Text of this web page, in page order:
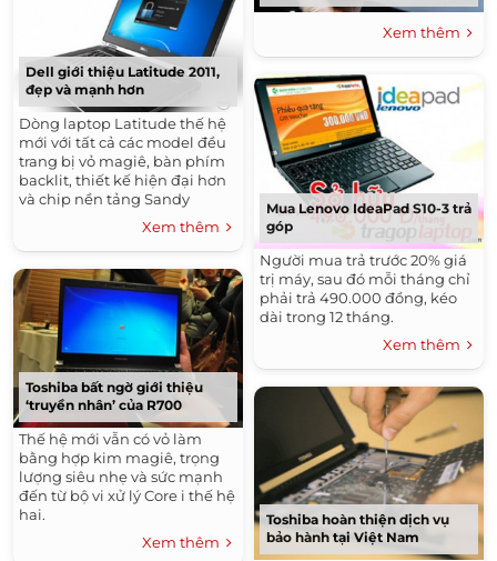
Dell giới thiệu Latitude 2011,
đẹp và mạnh hơn
Dòng laptop Latitude thế hệ
mới với tất cả các model đều
trang bị vỏ magiê, bàn phím
backlit, thiết kế hiện đại hơn
và chip nền tảng Sandy
Xem thêm
Toshiba bất ngờ giới thiệu
‘truyền nhân’ của R700
Thế hệ mới vẫn có vỏ làm
bằng hợp kim magiê, trọng
lượng siêu nhẹ và sức mạnh
đến từ bộ vi xử lý Core i thế hệ
hai.
Xem thêm
Xem thêm
Mua Lenovo IdeaPad S10-3 trả
góp
Người mua trả trước 20% giá
trị máy, sau đó mỗi tháng chỉ
phải trả 490.000 đồng, kéo
dài trong 12 tháng.
Xem thêm
Toshiba hoàn thiện dịch vụ
bảo hành tại Việt Nam